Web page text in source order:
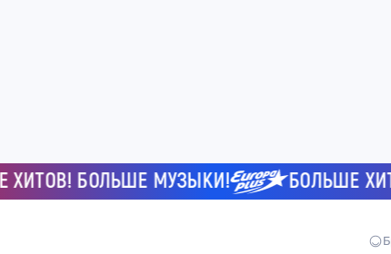
БОЛЬШЕ МУЗЫКИ! БОЛЬШЕ